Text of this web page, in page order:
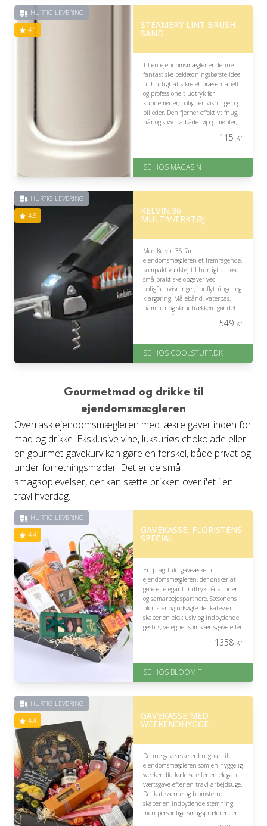
af 5
HURTIG LEVERING
4.1 STEAMERY LINT BRUSH
SAND
Til en ejendomsmægler er denne
fantastiske beklædningsbørste ideel
til hurtigt at sikre et præsentabelt
og professionelt udtryk før
kundemøder, boligfremvisninger og
billeder. Den fjerner effektivt fnug,
hår og støv fra både tøj og møbler,
så detaljerne altid fremstår skarpe.
God Trustpilot rating på 4.1 ud
115 kr
SE HOS MAGASIN
HURTIG LEVERING
4.5 KELVIN.36
MULTIVÆRKTØJ
Med Kelvin.36 får
ejendomsmægleren et fremragende,
kompakt værktøj til hurtigt at løse
små praktiske opgaver ved
boligfremvisninger, indflytninger og
klargøring. Målebånd, vaterpas,
hammer og skruetrækkere gør det
nemt at håndtere uforudsete
detaljer uden at slæbe på en stor
På lager
Levering: Standard leveringstid
Gratis fragt
Fremragende Trustpilot rating
på 4.5 ud af 5
549kr
SE HOS COOLSTUFF.DK
Gourmetmad og drikke til
ejendomsmægleren
Overrask ejendomsmægleren med lækre gaver inden for
mad og drikke. Eksklusive vine, luksuriøs chokolade eller
en gourmet-gavekurv kan gøre en forskel, både privat og
under forretningsmøder. Det er de små
smagsoplevelser, der kan sætte prikken over i'et i en
travl hverdag.
HURTIG LEVERING
4.4 GAVEKASSE, FLORISTENS
SPECIAL
En pragtfuld gaveæske til
ejendomsmægleren, der ønsker at
gøre et elegant indtryk på kunder
og samarbejdspartnere. Sæsonens
blomster og udsøgte delikatesser
skaber en eksklusiv og indbydende
gestus, velegnet som værtsgave eller
aftale
på 4.4 ud af 5
1358kr
SE HOS BLOOMIT
HURTIG LEVERING
4.4 GAVEKASSE MED
WEEKENDHYGGE
Denne gaveæske er brugbar til
ejendomsmægleren som en hyggelig
weekendforkælelse eller en elegant
værtsgave efter en travl arbejdsuge.
Delikatesserne og blomsterne
skaber en indbydende stemning,
men personlige smagspræferencer